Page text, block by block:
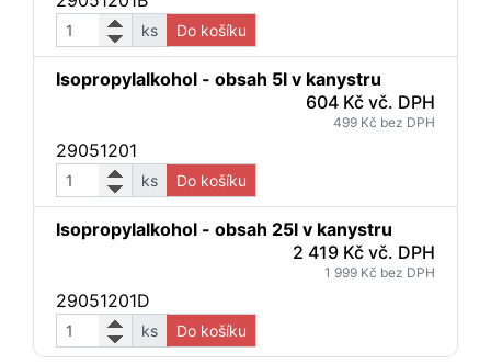
ks Do košíku
Isopropylalkohol - obsah 5l v kanystru
604 Kč vč. DPH
499 Kč bez DPH
29051201
ks Do košíku
Isopropylalkohol - obsah 25l v kanystru
2 419 Kč vč. DPH
1 999 Kč bez DPH
29051201D
ks Do košíku